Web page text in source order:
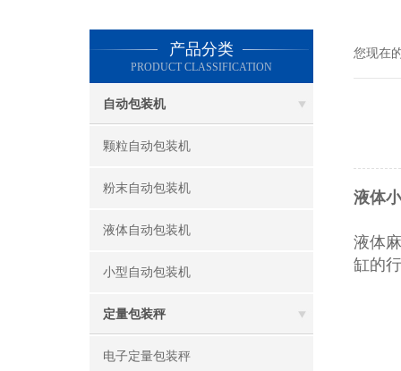
产品分类
PRODUCT CLASSIFICATION
自动包装机
颗粒自动包装机
粉末自动包装机
液体自动包装机
小型自动包装机
定量包装秤
电子定量包装秤
您现在
液体
液体
缸的